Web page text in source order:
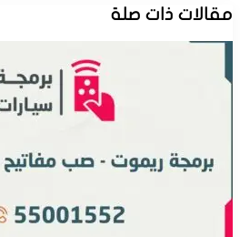
مقالات ذات صلة